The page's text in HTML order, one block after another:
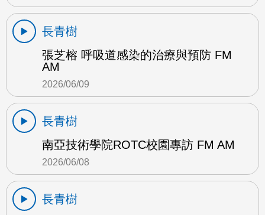
長青樹
張芝榕 呼吸道感染的治療與預防 FM
AM
2026/06/09
長青樹
南亞技術學院ROTC校園專訪 FM AM
2026/06/08
長青樹